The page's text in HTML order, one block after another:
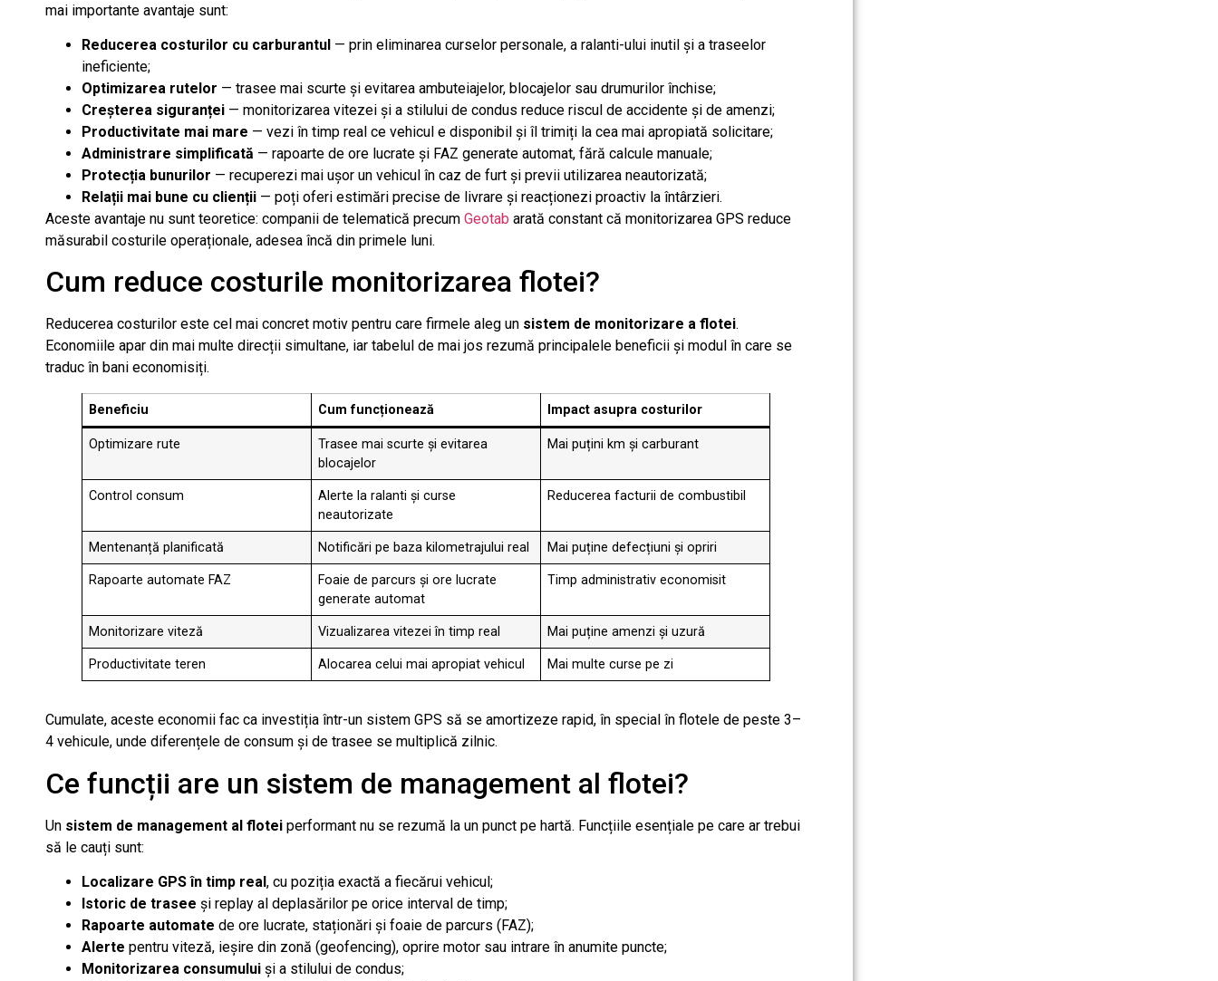
mai importante avantaje sunt:
Reducerea costurilor cu carburantul — prin eliminarea curselor personale, a ralanti-ului inutil și a traseelor
ineficiente;
Optimizarea rutelor — trasee mai scurte și evitarea ambuteiajelor, blocajelor sau drumurilor închise;
Creșterea siguranței — monitorizarea vitezei și a stilului de condus reduce riscul de accidente și de amenzi;
Productivitate mai mare — vezi în timp real ce vehicul e disponibil și îl trimiți la cea mai apropiată solicitare;
Administrare simplificată — rapoarte de ore lucrate și FAZ generate automat, fără calcule manuale;
Protecția bunurilor — recuperezi mai ușor un vehicul în caz de furt și previi utilizarea neautorizată;
Relații mai bune cu clienții — poți oferi estimări precise de livrare și reacționezi proactiv la întârzieri.
Aceste avantaje nu sunt teoretice: companii de telematică precum Geotab arată constant că monitorizarea GPS reduce
măsurabil costurile operaționale, adesea încă din primele luni.
Cum reduce costurile monitorizarea flotei?
Reducerea costurilor este cel mai concret motiv pentru care firmele aleg un sistem de monitorizare a flotei.
Economiile apar din mai multe direcții simultane, iar tabelul de mai jos rezumă principalele beneficii și modul în care se
traduc în bani economisiți.
Beneficiu Cum funcționează Impact asupra costurilor
Optimizare rute
Trasee mai scurte și evitarea
blocajelor
Mai puțini km și carburant
Control consum
Alerte la ralanti și curse
neautorizate
Reducerea facturii de combustibil
Mentenanță planificată Notificări pe baza kilometrajului real Mai puține defecțiuni și opriri
Rapoarte automate FAZ
Foaie de parcurs și ore lucrate
generate automat
Timp administrativ economisit
Monitorizare viteză Vizualizarea vitezei în timp real Mai puține amenzi și uzură
Productivitate teren Alocarea celui mai apropiat vehicul Mai multe curse pe zi
Cumulate, aceste economii fac ca investiția într-un sistem GPS să se amortizeze rapid, în special în flotele de peste 3–
4 vehicule, unde diferențele de consum și de trasee se multiplică zilnic.
Ce funcții are un sistem de management al flotei?
Un sistem de management al flotei performant nu se rezumă la un punct pe hartă. Funcțiile esențiale pe care ar trebui
să le cauți sunt:
Localizare GPS în timp real, cu poziția exactă a fiecărui vehicul;
Istoric de trasee și replay al deplasărilor pe orice interval de timp;
Rapoarte automate de ore lucrate, staționări și foaie de parcurs (FAZ);
Alerte pentru viteză, ieșire din zonă (geofencing), oprire motor sau intrare în anumite puncte;
Monitorizarea consumului și a stilului de condus;